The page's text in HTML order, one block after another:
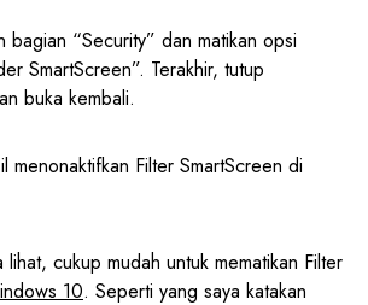
bagian “Security” dan matikan opsi
SmartScreen”. Terakhir, tutup
buka kembali.
menonaktifkan Filter SmartScreen di
cukup mudah untuk mematikan Filter
10. Seperti yang saya katakan